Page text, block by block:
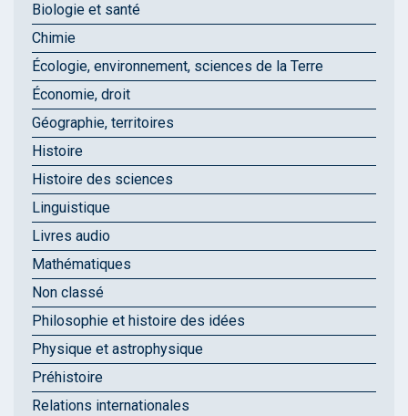
Biologie et santé
Chimie
Écologie, environnement, sciences de la Terre
Économie, droit
Géographie, territoires
Histoire
Histoire des sciences
Linguistique
Livres audio
Mathématiques
Non classé
Philosophie et histoire des idées
Physique et astrophysique
Préhistoire
Relations internationales